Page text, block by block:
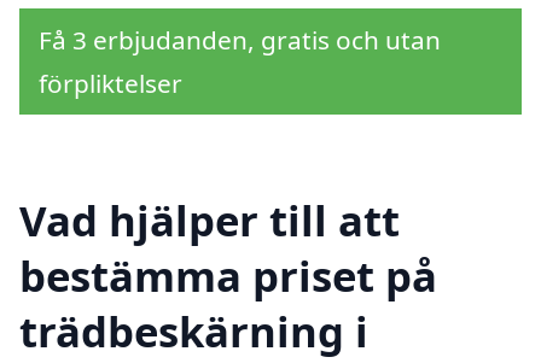
Få 3 erbjudanden, gratis och utan
förpliktelser
Vad hjälper till att
bestämma priset på
trädbeskärning i